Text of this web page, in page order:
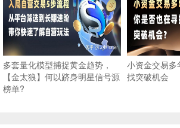
多套量化模型捕捉黄金趋势，
【金太狼】何以跻身明星信号源
榜单?
小资金交易多
找突破机会